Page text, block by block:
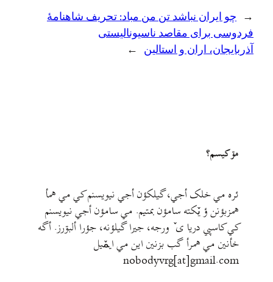
←
چو ایران نباشد تن من مباد: تحریف شاهنامهٔ
فردوسی برای مقاصد ناسیونالیستی
آذربایجان، اران و استالین
→
مۊ کيسم؟
ئره مي خلک أجي، گيلکؤن أجي نيويسنم کي مي همأ
همزبؤنن ؤ يٚکته سامؤن بمتيم. مي سامؤن أجي نيويسنم
کي کاسپي دريا ی ٚ ورجه، جيرا گيلؤنه، جؤرا ألبۊرز. أگه
خأنين مي همرأ گب بزنين اين مي ايمٚیل‌ ‌
nobodyvrg[at]gmail.com